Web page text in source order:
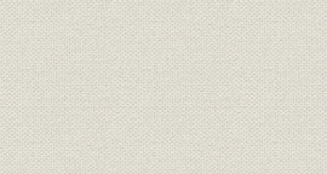
4. 「希望」と「輝き」に決定
5. NewsMLの採用
第2節 電子編集システムの開発